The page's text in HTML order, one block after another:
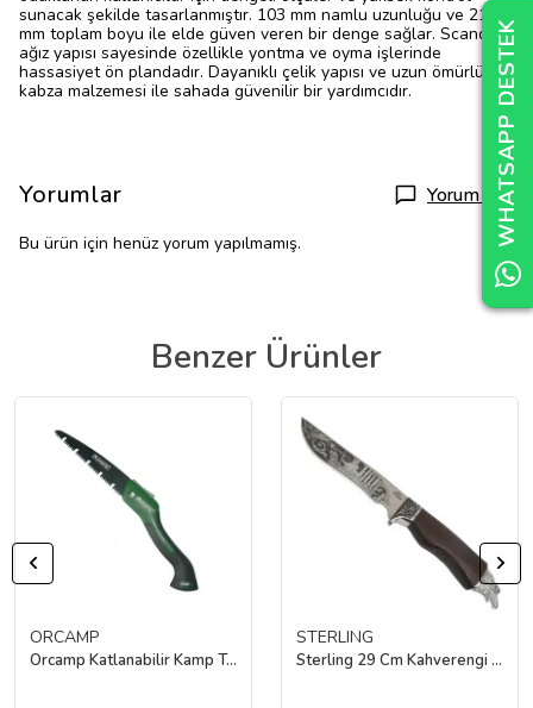
sunacak şekilde tasarlanmıştır. 103 mm namlu uzunluğu ve 213
mm toplam boyu ile elde güven veren bir denge sağlar. Scandi
ağız yapısı sayesinde özellikle yontma ve oyma işlerinde
hassasiyet ön plandadır. Dayanıklı çelik yapısı ve uzun ömürlü
kabza malzemesi ile sahada güvenilir bir yardımcıdır.
Yorumlar Yorum Yap
Bu ürün için henüz yorum yapılmamış.
Benzer Ürünler
ORCAMP
Orcamp Katlanabilir Kamp Testere
STERLING
Sterling 29 Cm Kahverengi Avcı Bıçağı
WHATSAPP DESTEK
WHATSAPP DESTEK
WHATSAPP DESTEK